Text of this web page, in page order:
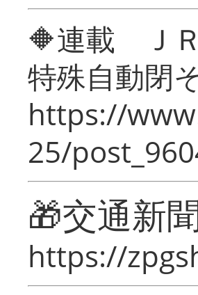
🔶連載 Ｊ
特殊自動閉
https://
25/
🎁交通新
https://